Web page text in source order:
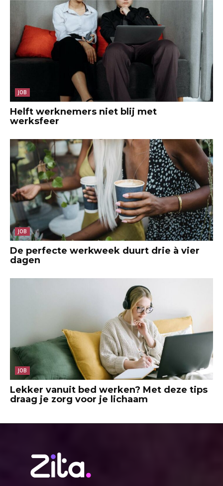
JOB
Helft werknemers niet blij met
werksfeer
JOB
De perfecte werkweek duurt drie à vier
dagen
JOB
Lekker vanuit bed werken? Met deze tips
draag je zorg voor je lichaam